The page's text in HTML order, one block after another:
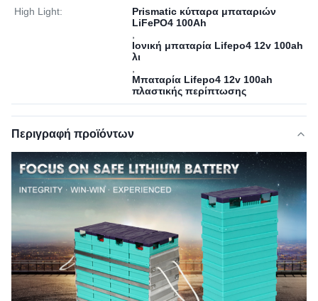
High Light:
Prismatic κύτταρα μπαταριών
LiFePO4 100Ah
Ιονική μπαταρία Lifepo4 12v 100ah
λι
Μπαταρία Lifepo4 12v 100ah
πλαστικής περίπτωσης
Περιγραφή προϊόντων